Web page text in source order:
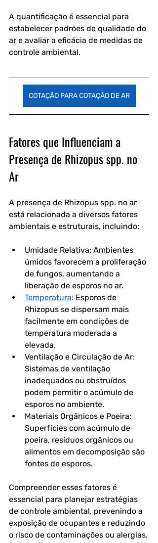
A quantificação é essencial para
estabelecer padrões de qualidade do
ar e avaliar a eficácia de medidas de
controle ambiental.
COTAÇÃO PARA COTAÇÃO DE AR
Fatores que Influenciam a
Presença de Rhizopus spp. no
Ar
A presença de Rhizopus spp. no ar
está relacionada a diversos fatores
ambientais e estruturais, incluindo:
Umidade Relativa: Ambientes
úmidos favorecem a proliferação
de fungos, aumentando a
liberação de esporos no ar.
Temperatura: Esporos de
Rhizopus se dispersam mais
facilmente em condições de
temperatura moderada a
elevada.
Ventilação e Circulação de Ar:
Sistemas de ventilação
inadequados ou obstruídos
podem permitir o acúmulo de
esporos no ambiente.
Materiais Orgânicos e Poeira:
Superfícies com acúmulo de
poeira, resíduos orgânicos ou
alimentos em decomposição são
fontes de esporos.
Compreender esses fatores é
essencial para planejar estratégias
de controle ambiental, prevenindo a
exposição de ocupantes e reduzindo
o risco de contaminações ou alergias.